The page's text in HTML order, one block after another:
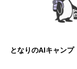
となりのAIキャンプ